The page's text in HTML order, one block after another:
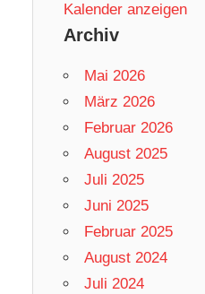
Kalender anzeigen
Archiv
Mai 2026
März 2026
Februar 2026
August 2025
Juli 2025
Juni 2025
Februar 2025
August 2024
Juli 2024